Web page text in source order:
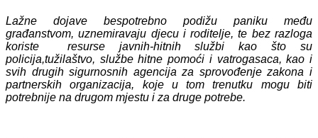
Lažne dojave bespotrebno podižu paniku među
građanstvom, uznemiravaju djecu i roditelje, te bez razloga
koriste resurse javnih-hitnih službi kao što su
policija,tužilaštvo, službe hitne pomoći i vatrogasaca, kao i
svih drugih sigurnosnih agencija za sprovođenje zakona i
partnerskih organizacija, koje u tom trenutku mogu biti
potrebnije na drugom mjestu i za druge potrebe.